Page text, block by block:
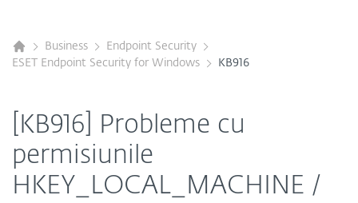
Business
Endpoint Security
ESET Endpoint Security for Windows
KB916
[KB916] Probleme cu
permisiunile
HKEY_LOCAL_MACHINE /